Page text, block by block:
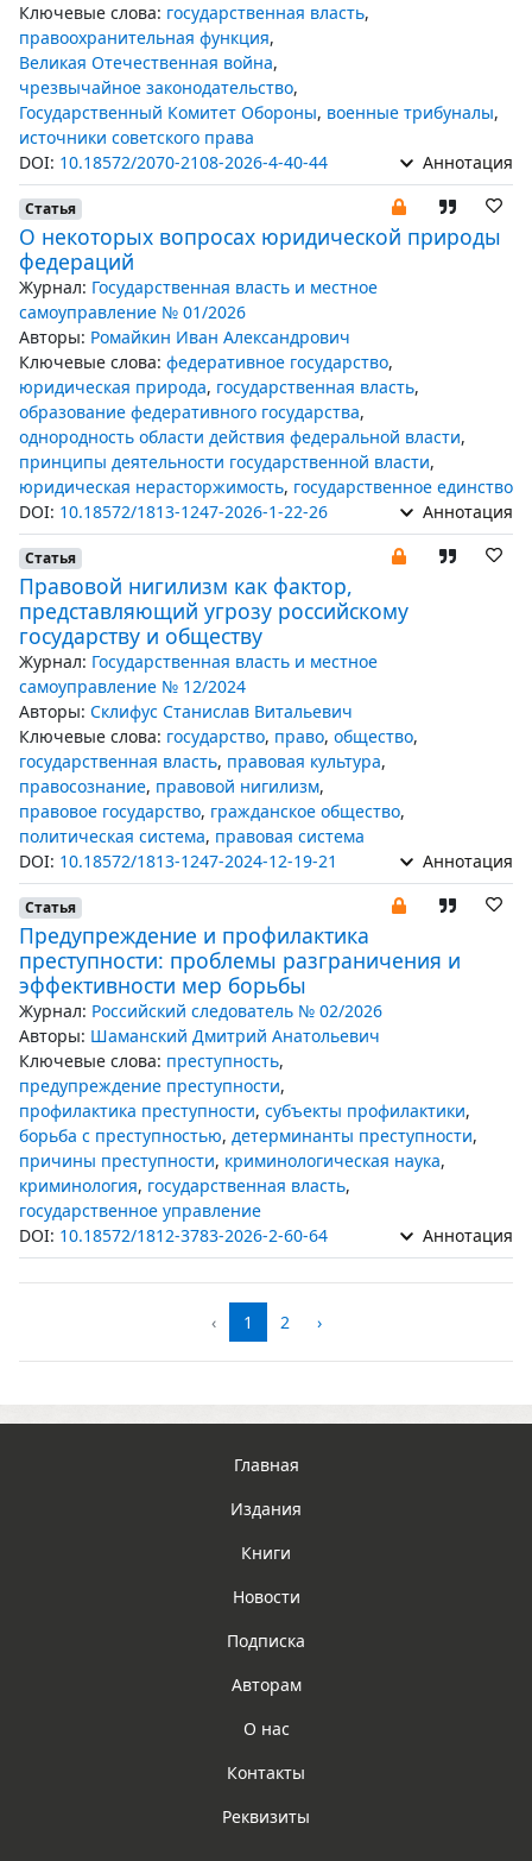
Ключевые слова: государственная власть,
правоохранительная функция,
Великая Отечественная война,
чрезвычайное законодательство,
Государственный Комитет Обороны, военные трибуналы,
источники советского права
DOI: 10.18572/2070-2108-2026-4-40-44 Аннотация
Статья
О некоторых вопросах юридической природы
федераций
Журнал: Государственная власть и местное
самоуправление № 01/2026
Авторы: Ромайкин Иван Александрович
Ключевые слова: федеративное государство,
юридическая природа, государственная власть,
образование федеративного государства,
однородность области действия федеральной власти,
принципы деятельности государственной власти,
юридическая нерасторжимость, государственное единство
DOI: 10.18572/1813-1247-2026-1-22-26 Аннотация
Статья
Правовой нигилизм как фактор,
представляющий угрозу российскому
государству и обществу
Журнал: Государственная власть и местное
самоуправление № 12/2024
Авторы: Склифус Станислав Витальевич
Ключевые слова: государство, право, общество,
государственная власть, правовая культура,
правосознание, правовой нигилизм,
правовое государство, гражданское общество,
политическая система, правовая система
DOI: 10.18572/1813-1247-2024-12-19-21 Аннотация
Статья
Предупреждение и профилактика
преступности: проблемы разграничения и
эффективности мер борьбы
Журнал: Российский следователь № 02/2026
Авторы: Шаманский Дмитрий Анатольевич
Ключевые слова: преступность,
предупреждение преступности,
профилактика преступности, субъекты профилактики,
борьба с преступностью, детерминанты преступности,
причины преступности, криминологическая наука,
криминология, государственная власть,
государственное управление
DOI: 10.18572/1812-3783-2026-2-60-64 Аннотация
‹ 1 2 ›
Главная
Издания
Книги
Новости
Подписка
Авторам
О нас
Контакты
Реквизиты